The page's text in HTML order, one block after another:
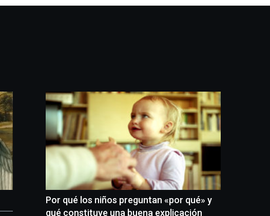
la
Plaza
(BZP),
un
festival
que
llenará
la
monólogos,
exposiciones,
conferencias,
Por qué los niños preguntan «por qué» y
qué constituye una buena explicación